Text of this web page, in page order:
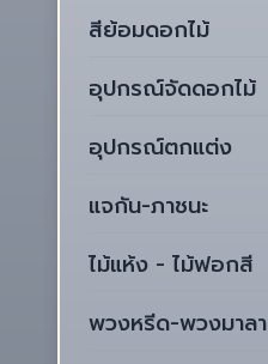
สีย้อมดอกไม้
อุปกรณ์จัดดอกไม้
อุปกรณ์ตกแต่ง
แจกัน-ภาชนะ
ไม้แห้ง - ไม้ฟอกสี
พวงหรีด-พวงมาลา